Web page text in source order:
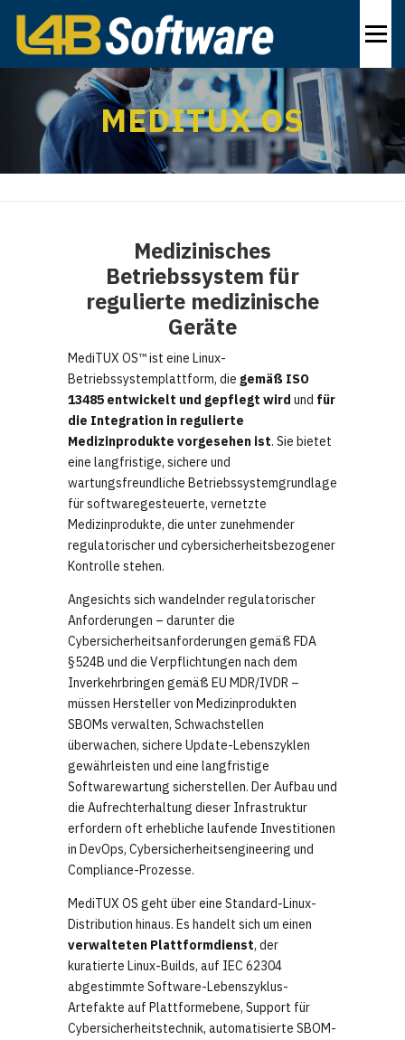
Inhalt
springen
Menü
PRODUKTE BRANCHEN LÖSUNGEN ÜBER
KONTAKT DE
MEDITUX OS
Medizinisches
Betriebssystem für
regulierte medizinische
Geräte
MediTUX OS™ ist eine Linux-
Betriebssystemplattform, die gemäß ISO
13485 entwickelt und gepflegt wird und für
die Integration in regulierte
Medizinprodukte vorgesehen ist. Sie bietet
eine langfristige, sichere und
wartungsfreundliche Betriebssystemgrundlage
für softwaregesteuerte, vernetzte
Medizinprodukte, die unter zunehmender
regulatorischer und cybersicherheitsbezogener
Kontrolle stehen.
Angesichts sich wandelnder regulatorischer
Anforderungen – darunter die
Cybersicherheitsanforderungen gemäß FDA
§524B und die Verpflichtungen nach dem
Inverkehrbringen gemäß EU MDR/IVDR –
müssen Hersteller von Medizinprodukten
SBOMs verwalten, Schwachstellen
überwachen, sichere Update-Lebenszyklen
gewährleisten und eine langfristige
Softwarewartung sicherstellen. Der Aufbau und
die Aufrechterhaltung dieser Infrastruktur
erfordern oft erhebliche laufende Investitionen
in DevOps, Cybersicherheitsengineering und
Compliance-Prozesse.
MediTUX OS geht über eine Standard-Linux-
Distribution hinaus. Es handelt sich um einen
verwalteten Plattformdienst, der
kuratierte Linux-Builds, auf IEC 62304
abgestimmte Software-Lebenszyklus-
Artefakte auf Plattformebene, Support für
Cybersicherheitstechnik, automatisierte SBOM-